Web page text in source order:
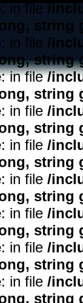
: in file/
string
: in file /
string
: in file/
string
: in file /
string
: in file /
string
: in file /
string
: in file /
string
: in file /
string
: in file /
string